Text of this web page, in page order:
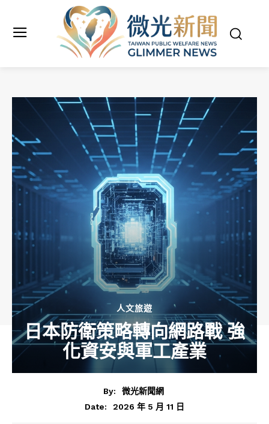
人文旅遊
日本防衛策略轉向網路戰 強
化資安與軍工產業
By:
微光新聞網
Date:
2026 年 5 月 11 日